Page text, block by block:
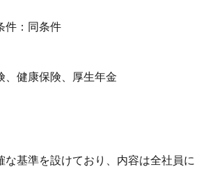
件：同条件
、健康保険、厚生年金
基準を設けており、内容は全社員に